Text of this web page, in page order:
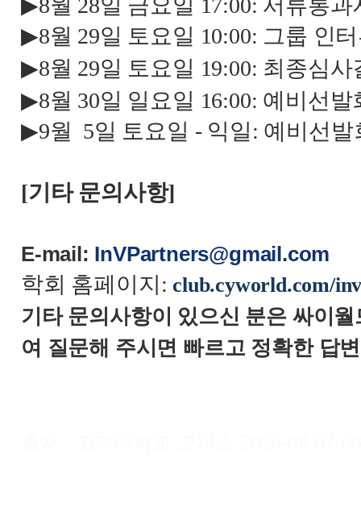
▶8월 28일 금요일 17:00: 서류통과
▶8월 29일 토요일 10:00: 그룹 인
▶8월 29일 토요일 19:00: 최종심사
▶8월 30일 일요일 16:00: 예비선발
▶9월 5일 토요일 - 익일: 예비선발
[기타 문의사항]
E-mail: InVPartners@gmail.com
학회 홈페이지 : club.cyworld.com/
기타 문의사항이 있으신 분은 싸이월
여 질문해 주시면 빠르고 정확한 답